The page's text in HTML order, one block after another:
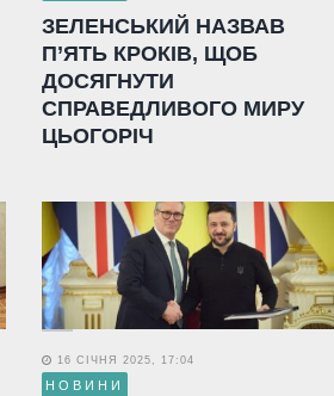
ЗЕЛЕНСЬКИЙ НАЗВАВ
П’ЯТЬ КРОКІВ, ЩОБ
ДОСЯГНУТИ
СПРАВЕДЛИВОГО МИРУ
ЦЬОГОРІЧ
16 СІЧНЯ 2025, 17:04
НОВИНИ